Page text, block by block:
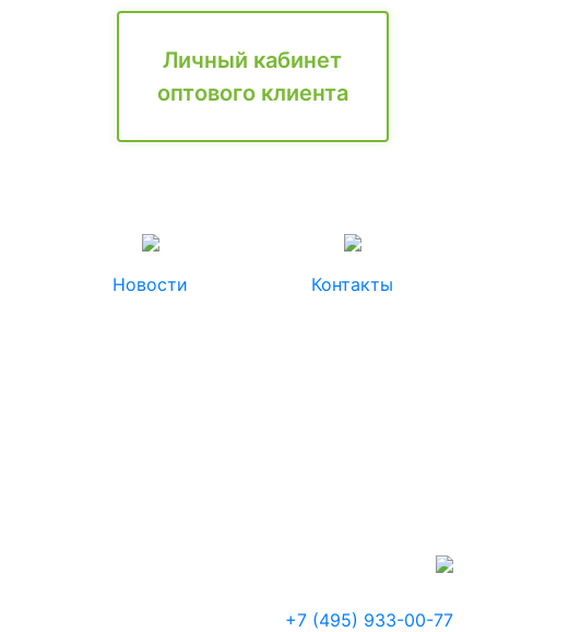
Личный кабинет
оптового клиента
Новости Контакты
+7 (495) 933-00-77